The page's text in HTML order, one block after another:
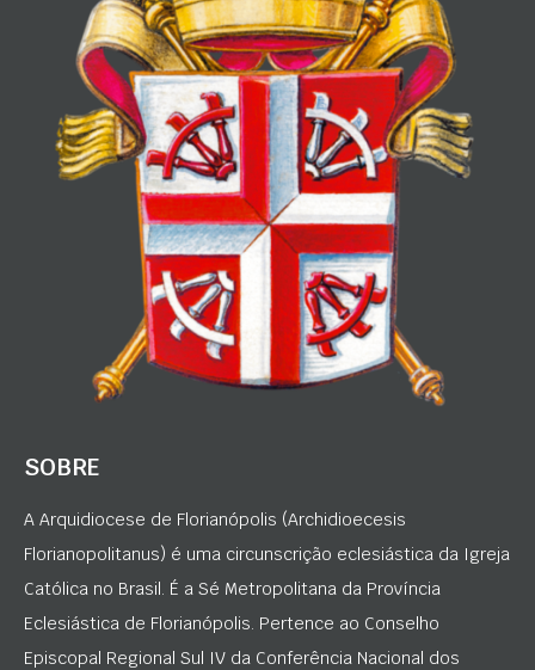
SOBRE
A Arquidiocese de Florianópolis (Archidioecesis
Florianopolitanus) é uma circunscrição eclesiástica da Igreja
Católica no Brasil. É a Sé Metropolitana da Província
Eclesiástica de Florianópolis. Pertence ao Conselho
Episcopal Regional Sul IV da Conferência Nacional dos